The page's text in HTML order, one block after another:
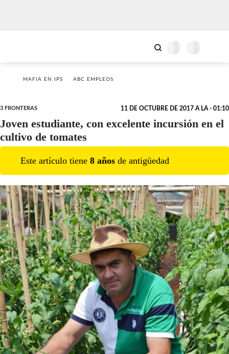
MAFIA EN IPS ABC EMPLEOS
3 FRONTERAS 11 DE OCTUBRE DE 2017 A LA - 01:10
Joven estudiante, con excelente incursión en el
cultivo de tomates
Este artículo tiene 8 años de antigüedad